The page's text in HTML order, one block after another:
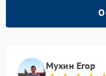
Мухин Егор